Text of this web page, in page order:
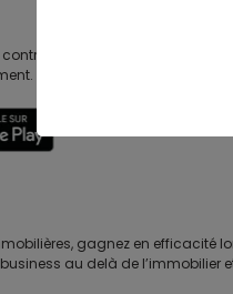
(assurance vie, retraite,
Garantie 0 paperasse.
gagnez en efficacité
au delà de l’immobilier